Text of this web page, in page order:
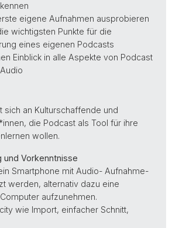
eigene Aufnahmen ausprobieren
wichtigsten Punkte für die
eines eigenen Podcasts
Einblick in alle Aspekte von Podcast
sich an Kulturschaffende und
die Podcast als Tool für ihre
wollen.
und Vorkenntnisse
Smartphone mit Audio- Aufnahme-
werden, alternativ dazu eine
aufzunehmen.
wie Import, einfacher Schnitt,